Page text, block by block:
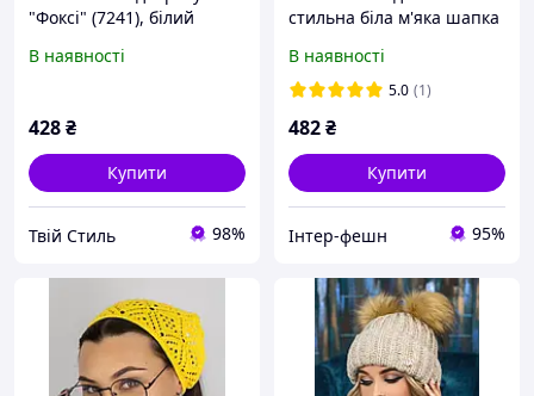
"Фоксі" (7241), білий
В наявності
428₴
Купити
Твій Стиль 98%
стильна біла м'яка шапка
В наявності
5.0 (1)
482₴
Купити
Інтер-фешн 95%